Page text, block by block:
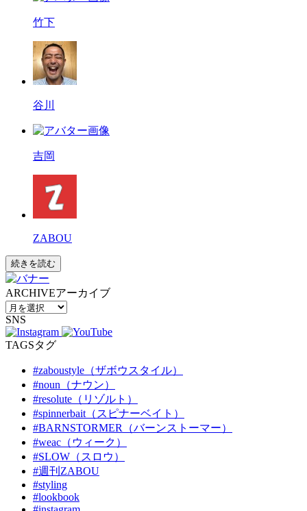
竹下
谷川
吉岡
ZABOU
続きを読む
ARCHIVEアーカイブ
SNS
TAGSタグ
#zaboustyle（ザボウスタイル）
#noun（ナウン）
#resolute（リゾルト）
#spinnerbait（スピナーベイト）
#BARNSTORMER（バーンストーマー）
#weac（ウィーク）
#SLOW（スロウ）
#週刊ZABOU
#styling
#lookbook